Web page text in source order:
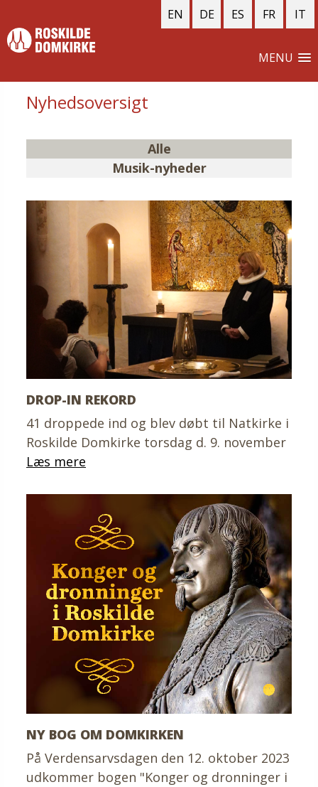
IT
FR
ES
DE
EN
MENU
Nyhedsoversigt
Alle
Musik-nyheder
DROP-IN REKORD
41 droppede ind og blev døbt til Natkirke i
Roskilde Domkirke torsdag d. 9. november
Læs mere
NY BOG OM DOMKIRKEN
På Verdensarvsdagen den 12. oktober 2023
udkommer bogen "Konger og dronninger i